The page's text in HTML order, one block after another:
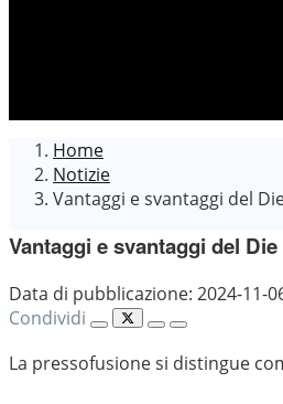
Home
Notizie
Vantaggi e svantaggi del
Vantaggi e svantaggi del
Data di pubblicazione: 2024-11-
Condividi
La pressofusione si distingue